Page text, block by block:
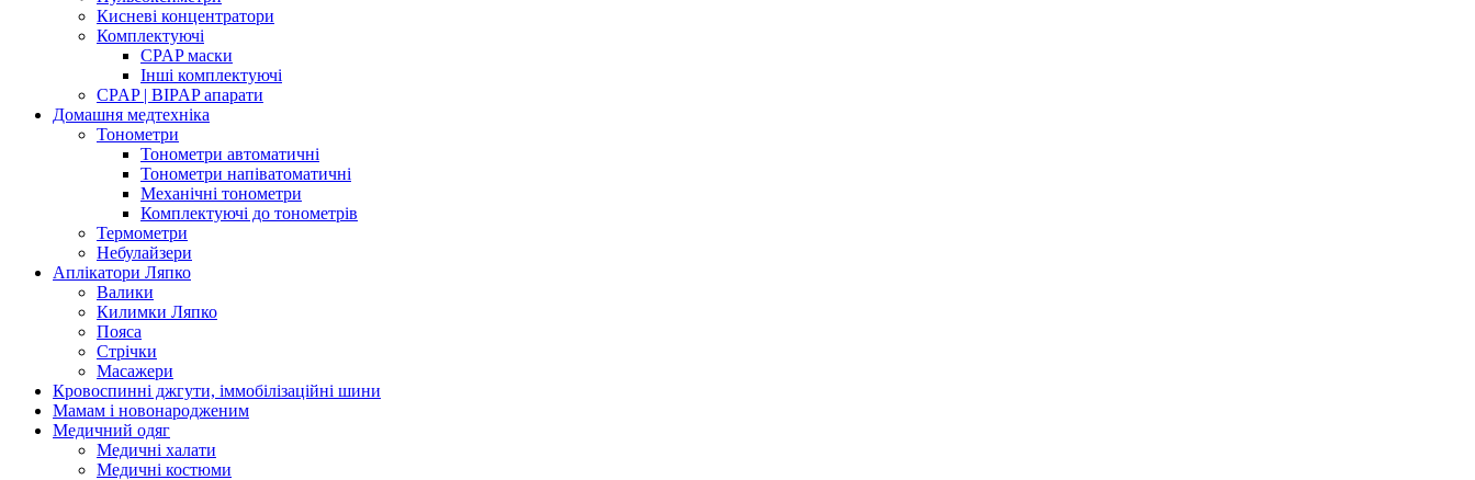
Кисневі концентратори
Комплектуючі
CPAP маски
Інші комплектуючі
CPAP | BIPAP апарати
Домашня медтехніка
Тонометри
Тонометри автоматичні
Тонометри напіватоматичні
Механічні тонометри
Комплектуючі до тонометрів
Термометри
Небулайзери
Аплікатори Ляпко
Валики
Килимки Ляпко
Пояса
Стрічки
Масажери
Кровоспинні джгути, іммобілізаційні шини
Мамам і новонародженим
Медичний одяг
Медичні халати
Медичні костюми